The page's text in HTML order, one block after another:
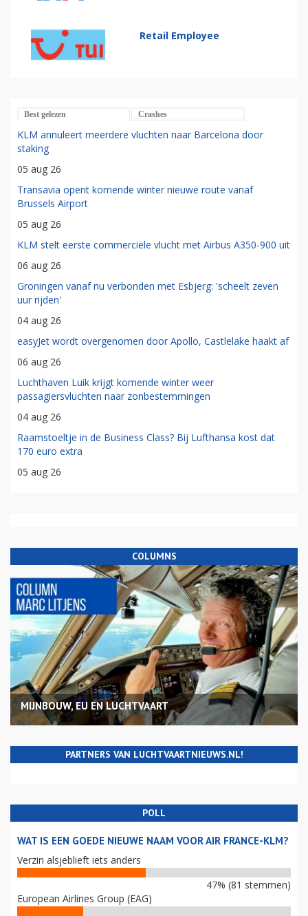
Retail Employee
Best gelezen Crashes
KLM annuleert meerdere vluchten naar Barcelona door
staking
05 aug 26
Transavia opent komende winter nieuwe route vanaf
Brussels Airport
05 aug 26
KLM stelt eerste commerciële vlucht met Airbus A350-900 uit
06 aug 26
Groningen vanaf nu verbonden met Esbjerg: 'scheelt zeven
uur rijden'
04 aug 26
easyJet wordt overgenomen door Apollo, Castlelake haakt af
06 aug 26
Luchthaven Luik krijgt komende winter weer
passagiersvluchten naar zonbestemmingen
04 aug 26
Raamstoeltje in de Business Class? Bij Lufthansa kost dat
170 euro extra
05 aug 26
COLUMNS
MIJNBOUW, EU EN LUCHTVAART
PARTNERS VAN LUCHTVAARTNIEUWS.NL!
POLL
WAT IS EEN GOEDE NIEUWE NAAM VOOR AIR FRANCE-KLM?
Verzin alsjeblieft iets anders
47% (81 stemmen)
European Airlines Group (EAG)